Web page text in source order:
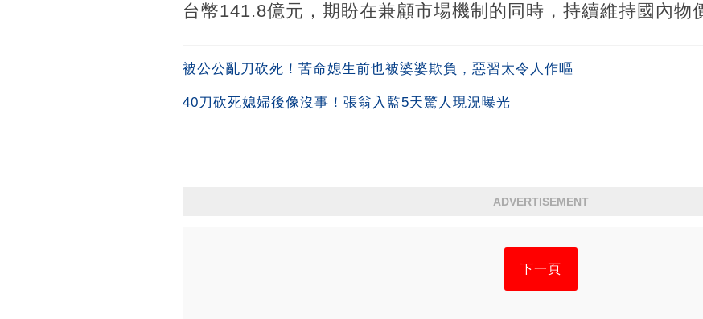
台幣141.8億元，期盼在兼顧市場機制的同時，持續維持國內物
被公公亂刀砍死！苦命媳生前也被婆婆欺負，惡習太令人作嘔
40刀砍死媳婦後像沒事！張翁入監5天驚人現況曝光
ADVERTISEMENT
下一頁